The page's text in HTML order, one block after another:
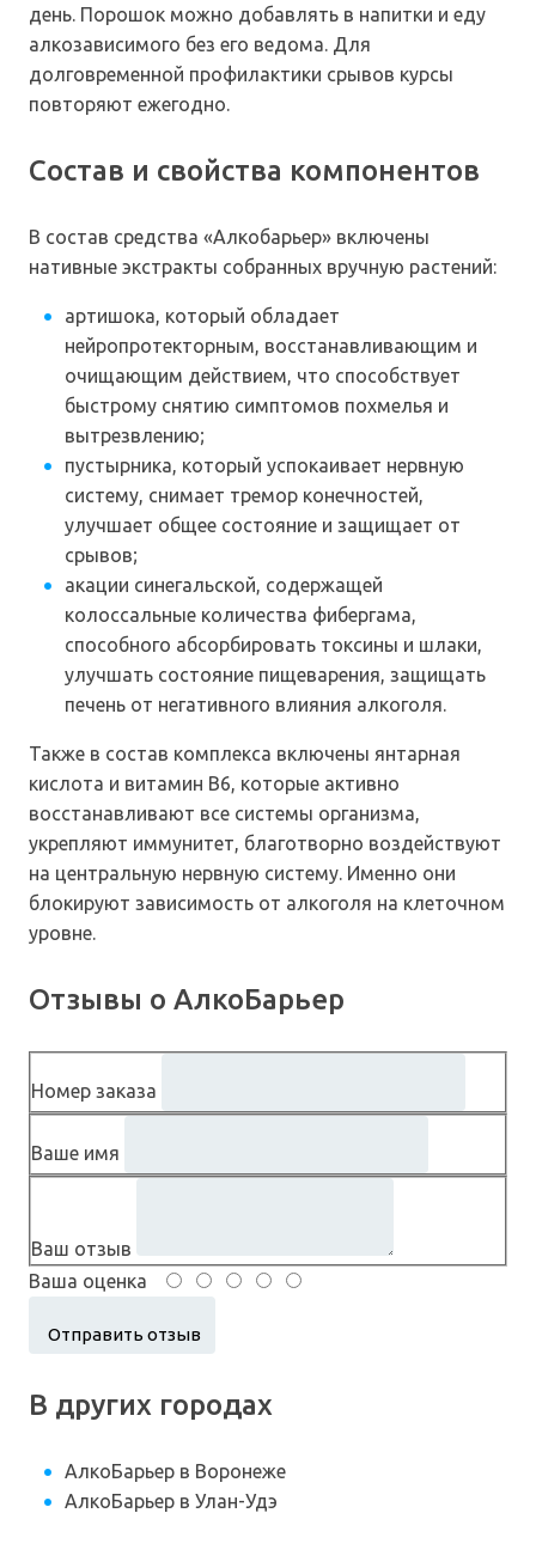
день. Порошок можно добавлять в напитки и еду
алкозависимого без его ведома. Для
долговременной профилактики срывов курсы
повторяют ежегодно.
Состав и свойства компонентов
В состав средства «Алкобарьер» включены
нативные экстракты собранных вручную растений:
артишока, который обладает
нейропротекторным, восстанавливающим и
очищающим действием, что способствует
быстрому снятию симптомов похмелья и
вытрезвлению;
пустырника, который успокаивает нервную
систему, снимает тремор конечностей,
улучшает общее состояние и защищает от
срывов;
акации синегальской, содержащей
колоссальные количества фибергама,
способного абсорбировать токсины и шлаки,
улучшать состояние пищеварения, защищать
печень от негативного влияния алкоголя.
Также в состав комплекса включены янтарная
кислота и витамин В6, которые активно
восстанавливают все системы организма,
укрепляют иммунитет, благотворно воздействуют
на центральную нервную систему. Именно они
блокируют зависимость от алкоголя на клеточном
уровне.
Отзывы о АлкоБарьер
Номер заказа
Ваше имя
Ваш отзыв
Ваша оценка
В других городах
АлкоБарьер в Воронеже
АлкоБарьер в Улан-Удэ